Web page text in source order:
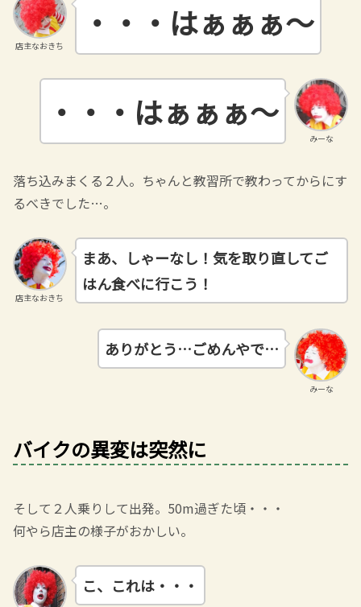
店主なおきち
・・・はぁぁぁ～
みーな
・・・はぁぁぁ～
落ち込みまくる２人。ちゃんと教習所で教わってからにす
るべきでした…。
店主なおきち
まあ、しゃーなし！気を取り直してご
はん食べに行こう！
みーな
ありがとう…ごめんやで…
バイクの異変は突然に
そして２人乗りして出発。50m過ぎた頃・・・
何やら店主の様子がおかしい。
こ、これは・・・